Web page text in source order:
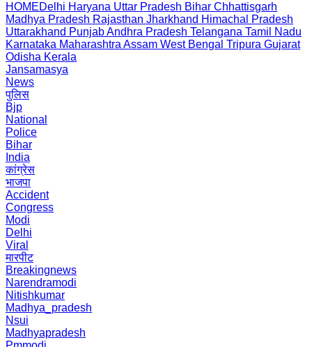
HOMEDelhi Haryana Uttar Pradesh Bihar Chhattisgarh
Madhya Pradesh Rajasthan Jharkhand Himachal Pradesh
Uttarakhand PunjabAndhra Pradesh Telangana Tamil Nadu
Karnataka Maharashtra Assam West Bengal Tripura Gujarat
Odisha Kerala
Jansamasya
News
पुलिस
Bjp
National
Police
Bihar
India
कांग्रेस
भाजपा
Accident
Congress
Modi
Delhi
Viral
मारपीट
Breakingnews
Narendramodi
Nitishkumar
Madhya_pradesh
Nsui
Madhyapradesh